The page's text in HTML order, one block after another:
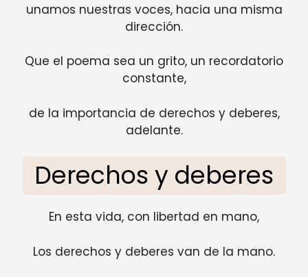
unamos nuestras voces, hacia una misma
dirección.
Que el poema sea un grito, un recordatorio
constante,
de la importancia de derechos y deberes,
adelante.
Derechos y deberes
En esta vida, con libertad en mano,
Los derechos y deberes van de la mano.